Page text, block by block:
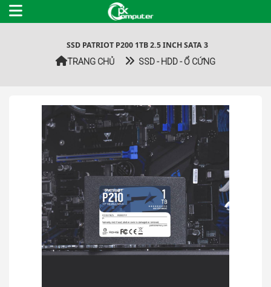
SSD PATRIOT P200 1TB 2.5 INCH SATA 3
TRANG CHỦ SSD - HDD - Ổ CỨNG